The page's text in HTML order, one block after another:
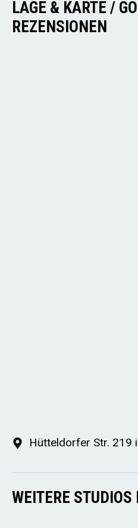
LAGE & KARTE /
REZENSIONEN
Hütteldorfer Str. 219
WEITERE